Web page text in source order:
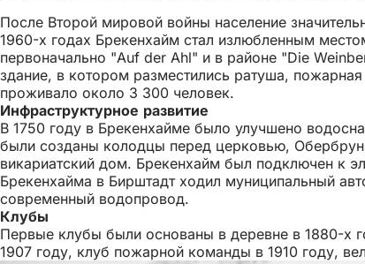
После Второй мировой войны население
1960-х годах Брекенхайм стал излюбленным
первоначально "Auf der Ahl" и в районе "Die
здание, в котором разместились ратуша,
проживало около 3 300 человек.
Инфраструктурное развитие
В 1750 году в Брекенхайме было улучшено
были созданы колодцы перед церковью,
викариатский дом. Брекенхайм был подключен к
Брекенхайма в Бирштадт ходил муниципальный
современный водопровод.
Клубы
Первые клубы были основаны в деревне в 1880-х
1907 году, клуб пожарной команды в 1910 году,